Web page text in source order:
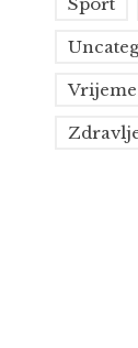
Vrijeme